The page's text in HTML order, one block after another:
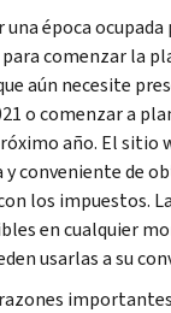
una época
comenzar la
aún necesite
o comenzar a
año. El sitio
y conveniente de
los impuestos.
en cualquier
usarlas a su